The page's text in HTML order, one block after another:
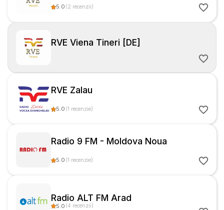
5.0 (2 recenzii)
RVE Viena Tineri [DE]
RVE Zalau
5.0 (1 recenzie)
Radio 9 FM - Moldova Noua
5.0 (1 recenzie)
Radio ALT FM Arad
5.0 (4 recenzii)